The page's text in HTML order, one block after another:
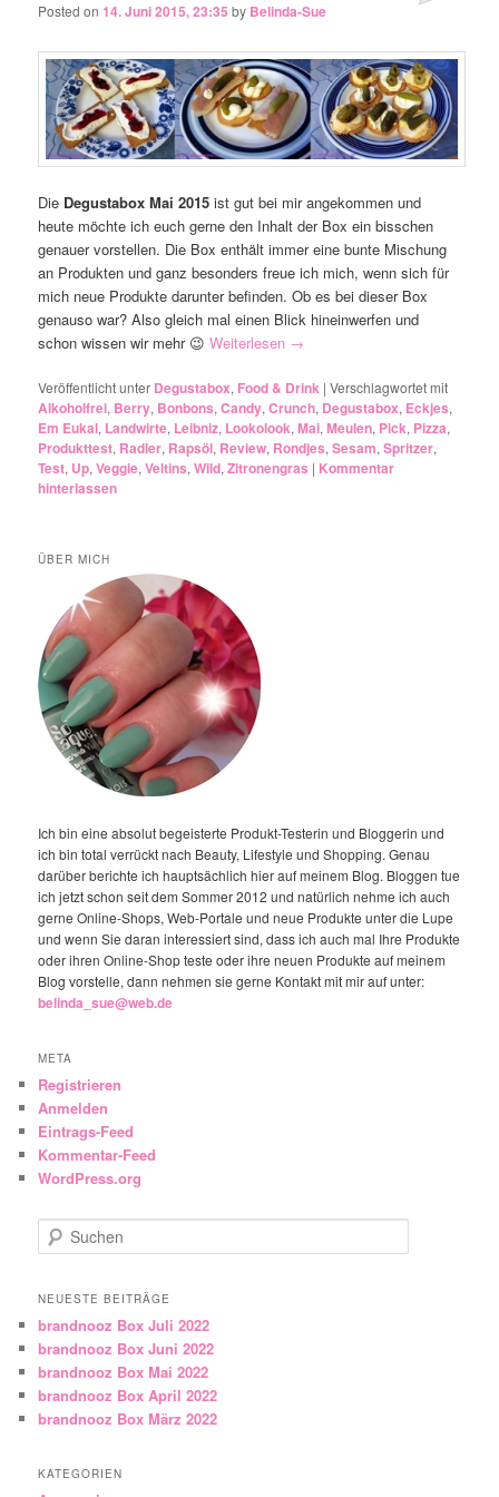
Posted on14. Juni 2015, 23:35 by Belinda-Sue
Die Degustabox Mai 2015 ist gut bei mir angekommen und
heute möchte ich euch gerne den Inhalt der Box ein bisschen
genauer vorstellen. Die Box enthält immer eine bunte Mischung
an Produkten und ganz besonders freue ich mich, wenn sich für
mich neue Produkte darunter befinden. Ob es bei dieser Box
genauso war? Also gleich mal einen Blick hineinwerfen und
schon wissen wir mehr 😉Weiterlesen →
Veröffentlicht unter Degustabox, Food & Drink |Verschlagwortet mit
Alkoholfrei, Berry, Bonbons,Candy,Crunch, Degustabox, Eckjes,
Em Eukal, Landwirte, Leibniz, Lookolook,Mai,Meulen, Pick, Pizza,
Produkttest, Radler, Rapsöl, Review, Rondjes,Sesam,Spritzer,
Test, Up,Veggie,Veltins,Wild,Zitronengras | Kommentar
hinterlassen
ÜBER MICH
Ich bin eine absolut begeisterte Produkt-Testerin und Bloggerin und
ich bin total verrückt nach Beauty, Lifestyle und Shopping. Genau
darüber berichte ich hauptsächlich hier auf meinem Blog. Bloggen tue
ich jetzt schon seit dem Sommer 2012 und natürlich nehme ich auch
gerne Online-Shops, Web-Portale und neue Produkte unter die Lupe
und wenn Sie daran interessiert sind, dass ich auch mal Ihre Produkte
oder ihren Online-Shop teste oder ihre neuen Produkte auf meinem
Blog vorstelle, dann nehmen sie gerne Kontakt mit mir auf unter:
belinda_sue@web.de
META
Registrieren
Anmelden
Eintrags-Feed
Kommentar-Feed
WordPress.org
Suchen
NEUESTE BEITRÄGE
brandnooz Box Juli 2022
brandnooz Box Juni 2022
brandnooz Box Mai 2022
brandnooz Box April 2022
brandnooz Box März 2022
KATEGORIEN